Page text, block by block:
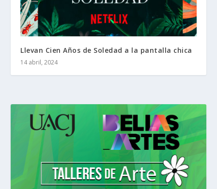
Llevan Cien Años de Soledad a la pantalla chica
14 abril, 2024